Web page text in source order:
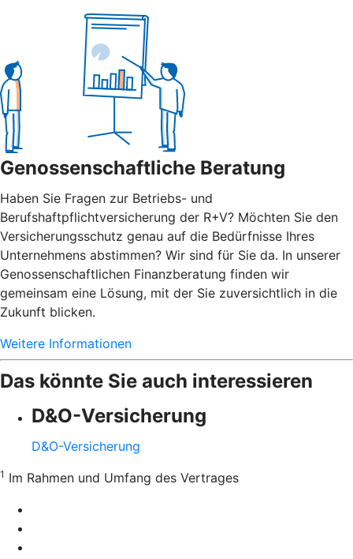
Genossenschaftliche Beratung
Haben Sie Fragen zur Betriebs- und
Berufshaftpflichtversicherung der R+V? Möchten Sie den
Versicherungsschutz genau auf die Bedürfnisse Ihres
Unternehmens abstimmen? Wir sind für Sie da. In unserer
Genossenschaftlichen Finanzberatung finden wir
gemeinsam eine Lösung, mit der Sie zuversichtlich in die
Zukunft blicken.
Weitere Informationen
Das könnte Sie auch interessieren
D&O-Versicherung
D&O-Versicherung
1 Im Rahmen und Umfang des Vertrages